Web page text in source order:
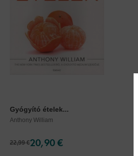
Gyógyító ételek...
Anthony William
22,99 €20,90 €